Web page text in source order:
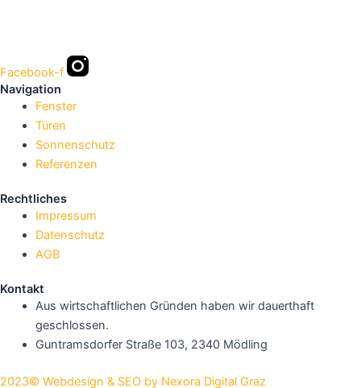
Facebook-f
Navigation
Fenster
Türen
Sonnenschutz
Referenzen
Rechtliches
Impressum
Datenschutz
AGB
Kontakt
Aus wirtschaftlichen Gründen haben wir dauerthaft
geschlossen.
Guntramsdorfer Straße 103, 2340 Mödling
2023© Webdesign & SEO by Nexora Digital Graz